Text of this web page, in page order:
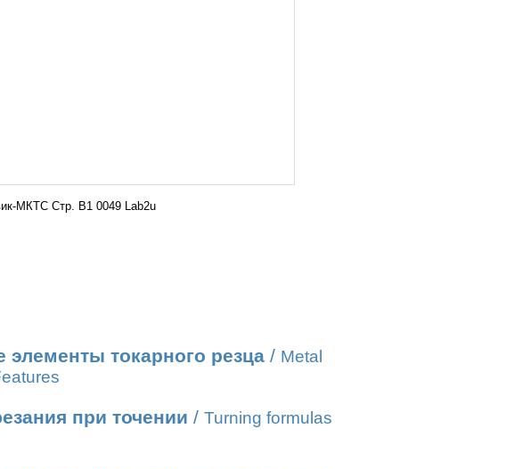
МКТС Стр. B1 0049 Lab2u
токарного резца / Metal
при точении / Turning formulas